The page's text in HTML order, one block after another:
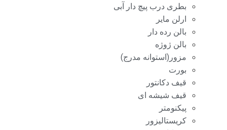
بطری درب پیچ دار آبی
ارلن مایر
بالن رده دار
بالن ژوژه
مزور(استوانه مدرج)
بورت
قیف دکانتور
قیف شیشه ای
پیکنومتر
کریستالیزور